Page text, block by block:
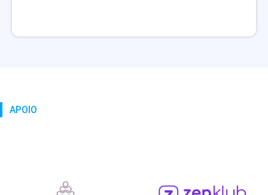
APOIO